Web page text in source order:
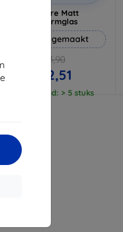
3mk Pure Matt
beschermglas
Op maat gemaakt
€ 13,90
€ 12,51
Op voorraad: > 5 stuks